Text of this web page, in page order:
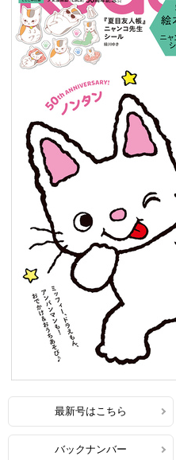
最新号はこちら
バックナンバー